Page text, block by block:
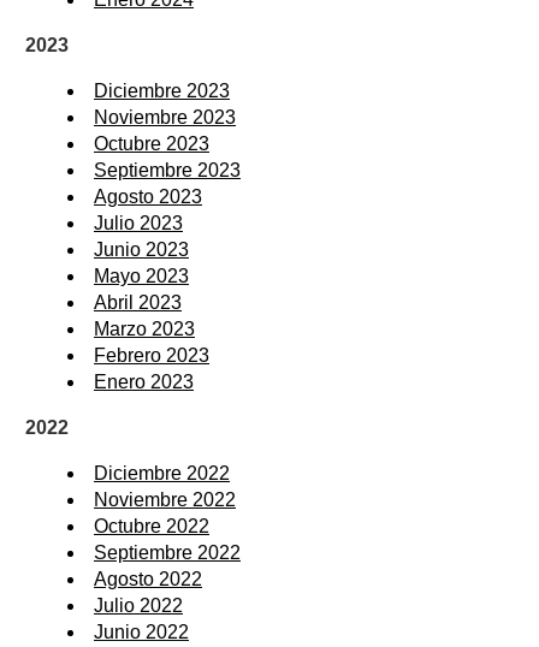
2023
Diciembre 2023
Noviembre 2023
Octubre 2023
Septiembre 2023
Agosto 2023
Julio 2023
Junio 2023
Mayo 2023
Abril 2023
Marzo 2023
Febrero 2023
Enero 2023
2022
Diciembre 2022
Noviembre 2022
Octubre 2022
Septiembre 2022
Agosto 2022
Julio 2022
Junio 2022